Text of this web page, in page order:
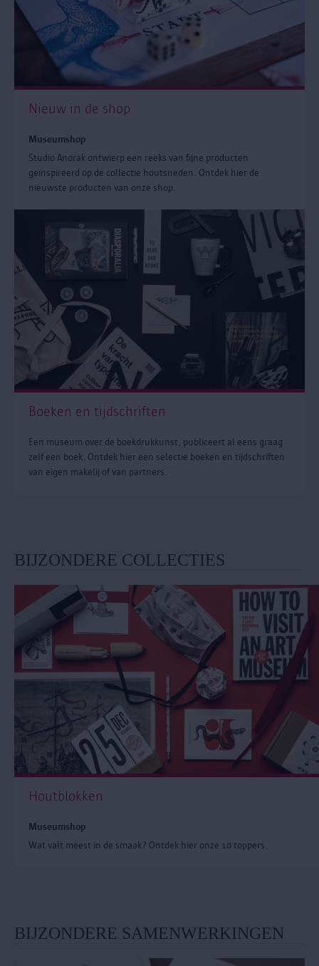
Nieuw in de shop
Museumshop
Studio Anorak ontwierp een reeks van fijne producten
geïnspireerd op de collectie houtsneden. Ontdek hier de
nieuwste producten van onze shop.
Boeken en tijdschriften
Een museum over de boekdrukkunst, publiceert al eens graag
zelf een boek. Ontdek hier een selectie boeken en tijdschriften
van eigen makelij of van partners.
BIJZONDERE COLLECTIES
Houtblokken
Museumshop
Wat valt meest in de smaak? Ontdek hier onze 10 toppers.
BIJZONDERE SAMENWERKINGEN